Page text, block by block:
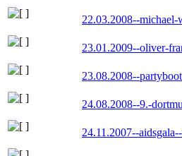
22.03.2008--michael-
23.01.2009--oliver-
23.08.2008--
24.08.2008--9.-
24.11.2007--